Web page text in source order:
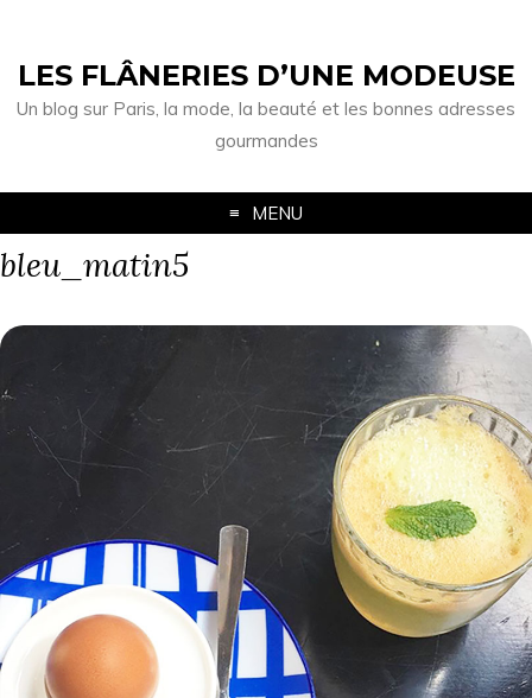
LES FLÂNERIES D’UNE MODEUSE
Un blog sur Paris, la mode, la beauté et les bonnes adresses
gourmandes
MENU
bleu_matin5